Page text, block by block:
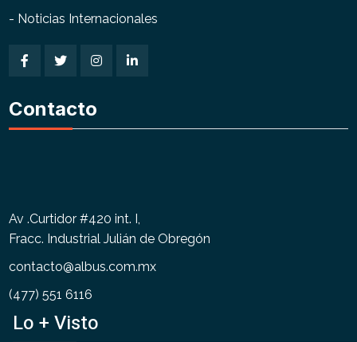
- Noticias Internacionales
Contacto
Av .Curtidor #420 int. I,
Fracc. Industrial Julián de Obregón
contacto@albus.com.mx
(477) 551 6116
Lo + Visto